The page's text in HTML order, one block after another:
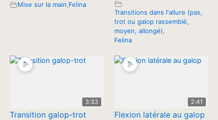
Mise sur la main,Felina
Transitions dans l'allure (pas,
trot ou galop rassemblé,
moyen, allongé),
Felina
3:33
Transition galop-trot
2:41
Flexion latérale au galop